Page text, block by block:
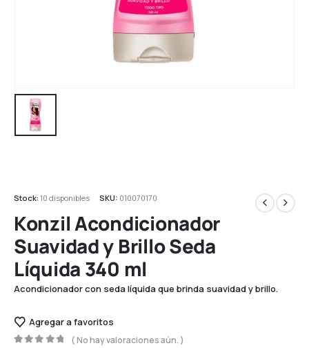
Stock: 10 disponibles SKU: 010070170
Konzil Acondicionador
Suavidad y Brillo Seda
Líquida 340 ml
Acondicionador con seda líquida que brinda suavidad y brillo.
Agregar a favoritos
( No hay valoraciones aún. )